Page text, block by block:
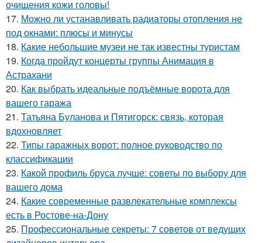
очищения кожи головы!
17. Можно ли устанавливать радиаторы отопления не
под окнами: плюсы и минусы
18. Какие небольшие музеи не так известны туристам
19. Когда пройдут концерты группы Анимация в
Астрахани
20. Как выбрать идеальные подъёмные ворота для
вашего гаража
21. Татьяна Буланова и Пятигорск: связь, которая
вдохновляет
22. Типы гаражных ворот: полное руководство по
классификации
23. Какой профиль бруса лучше: советы по выбору для
вашего дома
24. Какие современные развлекательные комплексы
есть в Ростове-на-Дону
25. Профессиональные секреты: 7 советов от ведущих